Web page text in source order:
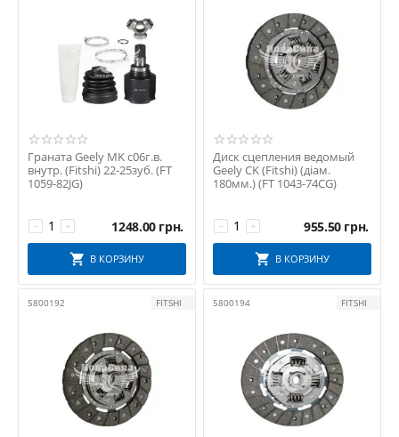
Граната Geely MK с06г.в.
внутр. (Fitshi) 22-25зуб. (FT
1059-82JG)
+
− 1248.00 грн.
В КОРЗИНУ
Диск сцепления ведомый
Geely CK (Fitshi) (діам.
180мм.) (FT 1043-74CG)
+
− 955.50 грн.
В КОРЗИНУ
5800192 FITSHI 5800194 FITSHI